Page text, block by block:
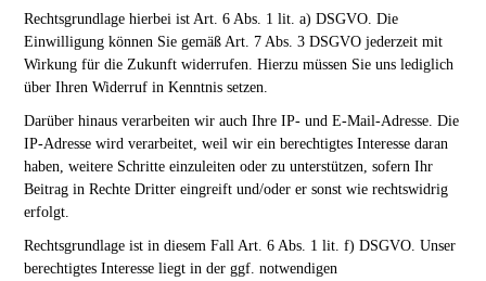
Rechtsgrundlage hierbei ist Art. 6 Abs. 1 lit. a) DSGVO. Die
Einwilligung können Sie gemäß Art. 7 Abs. 3 DSGVO jederzeit mit
Wirkung für die Zukunft widerrufen. Hierzu müssen Sie uns lediglich
über Ihren Widerruf in Kenntnis setzen.
Darüber hinaus verarbeiten wir auch Ihre IP- und E-Mail-Adresse. Die
IP-Adresse wird verarbeitet, weil wir ein berechtigtes Interesse daran
haben, weitere Schritte einzuleiten oder zu unterstützen, sofern Ihr
Beitrag in Rechte Dritter eingreift und/oder er sonst wie rechtswidrig
erfolgt.
Rechtsgrundlage ist in diesem Fall Art. 6 Abs. 1 lit. f) DSGVO. Unser
berechtigtes Interesse liegt in der ggf. notwendigen